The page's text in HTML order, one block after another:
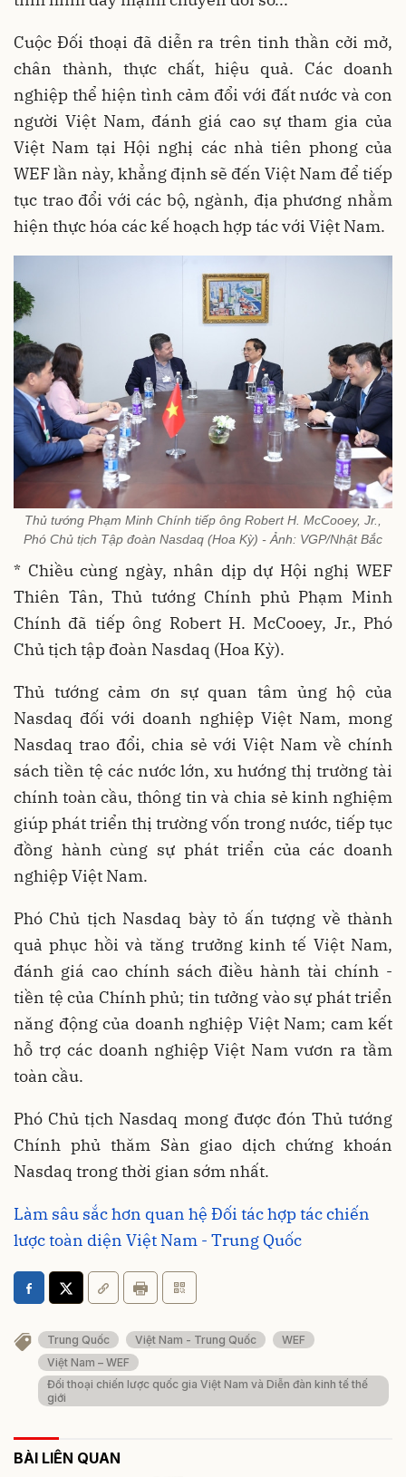
Cuộc Đối thoại đã diễn ra trên tinh thần cởi mở,
chân thành, thực chất, hiệu quả. Các doanh
nghiệp thể hiện tình cảm đổi với đất nước và con
người Việt Nam, đánh giá cao sự tham gia của
Việt Nam tại Hội nghị các nhà tiên phong của
WEF lần này, khẳng định sẽ đến Việt Nam để tiếp
tục trao đổi với các bộ, ngành, địa phương nhằm
hiện thực hóa các kế hoạch hợp tác với Việt Nam.
Thủ tướng Phạm Minh Chính tiếp ông Robert H. McCooey, Jr.,
Phó Chủ tịch Tập đoàn Nasdaq (Hoa Kỳ) - Ảnh: VGP/Nhật Bắc
* Chiều cùng ngày, nhân dịp dự Hội nghị WEF
Thiên Tân, Thủ tướng Chính phủ Phạm Minh
Chính đã tiếp ông Robert H. McCooey, Jr., Phó
Chủ tịch tập đoàn Nasdaq (Hoa Kỳ).
Thủ tướng cảm ơn sự quan tâm ủng hộ của
Nasdaq đối với doanh nghiệp Việt Nam, mong
Nasdaq trao đổi, chia sẻ với Việt Nam về chính
sách tiền tệ các nước lớn, xu hướng thị trường tài
chính toàn cầu, thông tin và chia sẻ kinh nghiệm
giúp phát triển thị trường vốn trong nước, tiếp tục
đồng hành cùng sự phát triển của các doanh
nghiệp Việt Nam.
Phó Chủ tịch Nasdaq bày tỏ ấn tượng về thành
quả phục hồi và tăng trưởng kinh tế Việt Nam,
đánh giá cao chính sách điều hành tài chính -
tiền tệ của Chính phủ; tin tưởng vào sự phát triển
năng động của doanh nghiệp Việt Nam; cam kết
hỗ trợ các doanh nghiệp Việt Nam vươn ra tầm
toàn cầu.
Phó Chủ tịch Nasdaq mong được đón Thủ tướng
Chính phủ thăm Sàn giao dịch chứng khoán
Nasdaq trong thời gian sớm nhất.
Làm sâu sắc hơn quan hệ Đối tác hợp tác chiến
lược toàn diện Việt Nam - Trung Quốc
Trung Quốc Việt Nam - Trung Quốc
WEF
Việt Nam – WEF
Đối thoại chiến lược quốc gia Việt Nam và Diễn đàn kinh tế thế
giới
BÀI LIÊN QUAN